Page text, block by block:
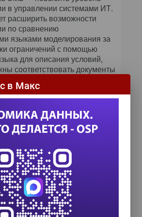
в управлении системами ИТ.
расширить возможности
по сравнению
языками моделирования за
ограничений с помощью
для описания условий,
соответствовать документы
спецификация SML была
в W3C поступила
спецификация, получившая
Interchange Format (SML-IF),
между приложениями.
создавать модели ИТ-
блоков» без
специального описания
Это позволит сократить
работу пользователей,
в Макс